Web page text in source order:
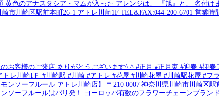
お客様のご来店 ありがとうございます^ ^ #正月 #正月束 #迎春 #迎
レ川崎1Ｆ #川崎駅 #川崎 #アトレ #花屋 #川崎花屋 #川崎駅花屋 #フ
ール アトレ川崎店】 〒210-0007 神奈川県川崎市川崎区駅前本
ルはパリ発！ ヨーロッパ有数のフラワーチェーンブランド